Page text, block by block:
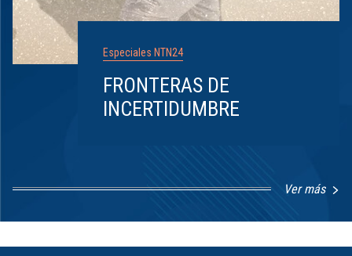
Especiales NTN24
FRONTERAS DE
INCERTIDUMBRE
Ver más
8